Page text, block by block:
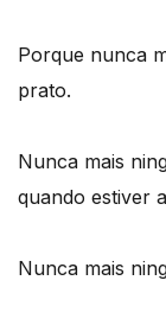
Porque nunca
prato.
Nunca mais
quando estiver
Nunca mais